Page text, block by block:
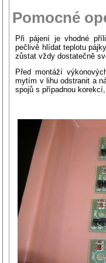
Pomocné
Při pájení je vhodné
pečlivě hlídat teplotu
zůstat vždy dostatečně
Před montáží
mytím v lihu odstranit a
spojů s případnou